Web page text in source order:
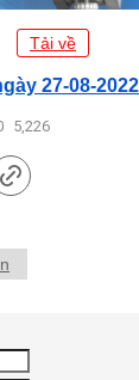
Tải về
27-08-2022
5,226